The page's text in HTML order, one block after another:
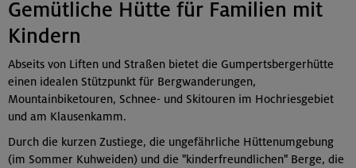
Gemütliche Hütte für Familien mit
Kindern
Abseits von Liften und Straßen bietet die Gumpertsbergerhütte
einen idealen Stützpunkt für Bergwanderungen,
Mountainbiketouren, Schnee- und Skitouren im Hochriesgebiet
und am Klausenkamm.
Durch die kurzen Zustiege, die ungefährliche Hüttenumgebung
(im Sommer Kuhweiden) und die "kinderfreundlichen" Berge, die